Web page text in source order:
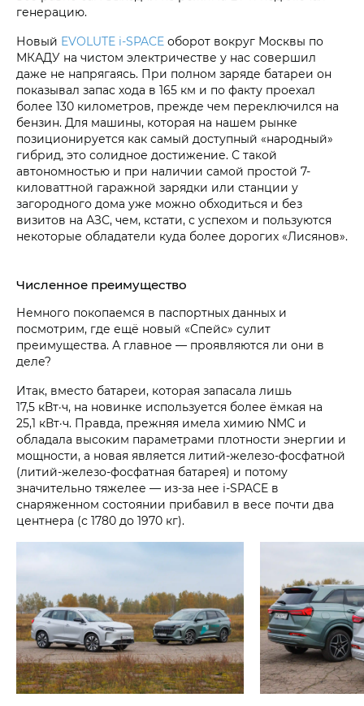
генерацию.
Новый EVOLUTE i‑SPACE оборот вокруг Москвы по
МКАДУ на чистом электричестве у нас совершил
даже не напрягаясь. При полном заряде батареи он
показывал запас хода в 165 км и по факту проехал
более 130 километров, прежде чем переключился на
бензин. Для машины, которая на нашем рынке
позиционируется как самый доступный «народный»
гибрид, это солидное достижение. С такой
автономностью и при наличии самой простой 7-
киловаттной гаражной зарядки или станции у
загородного дома уже можно обходиться и без
визитов на АЗС, чем, кстати, с успехом и пользуются
некоторые обладатели куда более дорогих «Лисянов».
Численное преимущество
Немного покопаемся в паспортных данных и
посмотрим, где ещё новый «Спейс» сулит
преимущества. А главное — проявляются ли они в
деле?
Итак, вместо батареи, которая запасала лишь
17,5 кВт·ч, на новинке используется более ёмкая на
25,1 кВт·ч. Правда, прежняя имела химию NMC и
обладала высоким параметрами плотности энергии и
мощности, а новая является литий-железо-фосфатной
(литий-железо-фосфатная батарея) и потому
значительно тяжелее — из-за нее i‑SPACE в
снаряженном состоянии прибавил в весе почти два
центнера (с 1780 до 1970 кг).